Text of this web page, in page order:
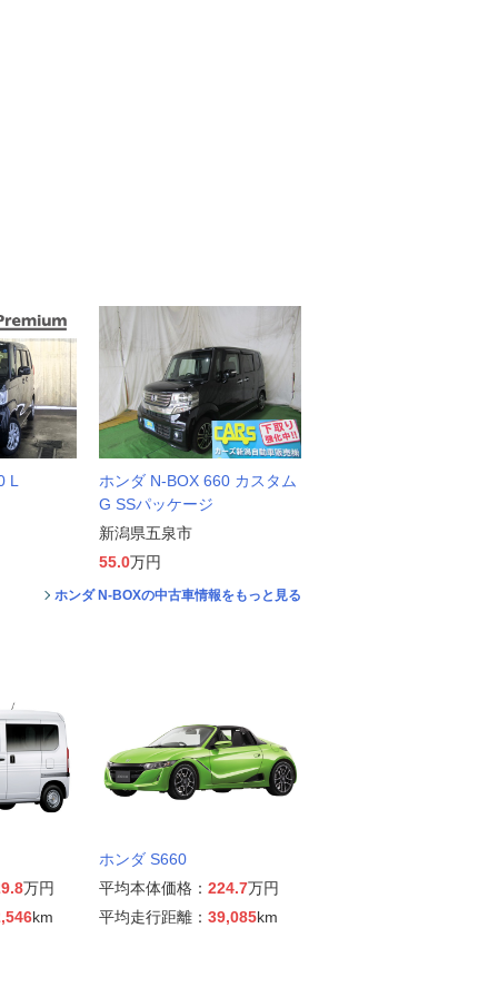
L
ホンダ N-BOX 660 カスタム
G SSパッケージ
新潟県五泉市
55.0万円
ホンダ N-BOXの中古車情報をもっと見る
万円
km
ホンダ S660
平均本体価格： 224.7万円
平均走行距離： 39,085km